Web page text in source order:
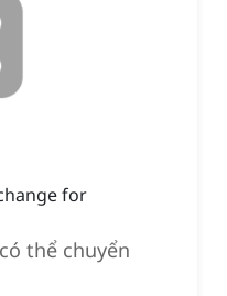
for
thể chuyển